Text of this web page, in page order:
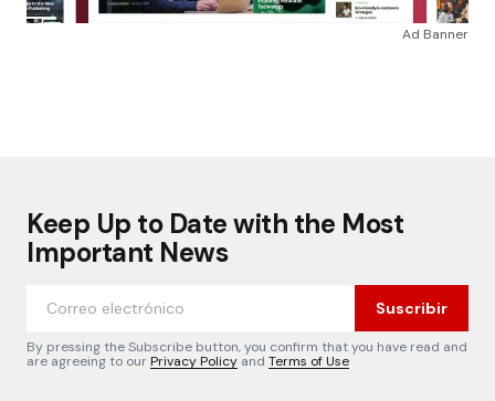
Ad Banner
Keep Up to Date with the Most
Important News
Suscribir
By pressing the Subscribe button, you confirm that you have read and
are agreeing to ourPrivacy Policy and Terms of Use